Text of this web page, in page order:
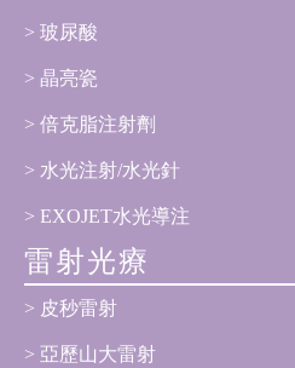
玻尿酸
晶亮瓷
倍克脂注射劑
水光注射/水光針
EXOJET水光導注
雷射光療
皮秒雷射
亞歷山大雷射